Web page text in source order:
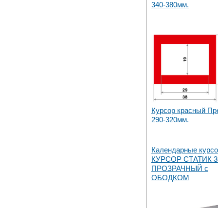
340-380мм.
Курсор красный
290-320мм.
Календарные
КУРСОР СТАТИК
ПРОЗРАЧНЫЙ с
ОБОДКОМ